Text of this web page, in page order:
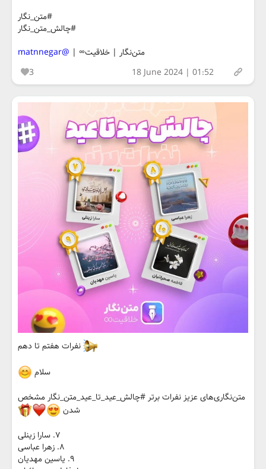
#متن_نگار
#چالش_متن_نگار
متن‌نگار | خلاقیت∞ | @matnnegar
3
18 June 2024 | 01:52
نفرات هفتم تا دهم
سلام
متن‌نگاری‌های عزیز نفرات برتر #چالش_عید_تا_عید_متن_نگار مشخص
شدن
۷. سارا زینلی
۸. زهرا عباسی
۹. یاسین مهدیان